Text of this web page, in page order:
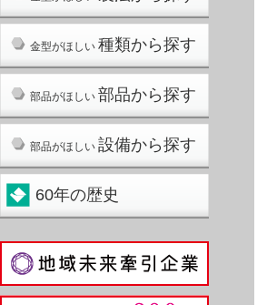
金型がほしい 種類から探す
部品がほしい 部品から探す
部品がほしい 設備から探す
60年の歴史